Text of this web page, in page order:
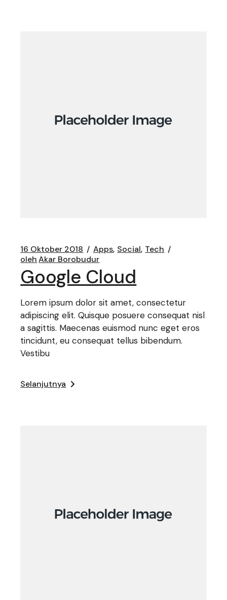
16 Oktober 2018 Apps Social Tech
oleh Akar Borobudur
Google Cloud
Lorem ipsum dolor sit amet, consectetur
adipiscing elit. Quisque posuere consequat nisl
a sagittis. Maecenas euismod nunc eget eros
tincidunt, eu consequat tellus bibendum.
Vestibu
Selanjutnya